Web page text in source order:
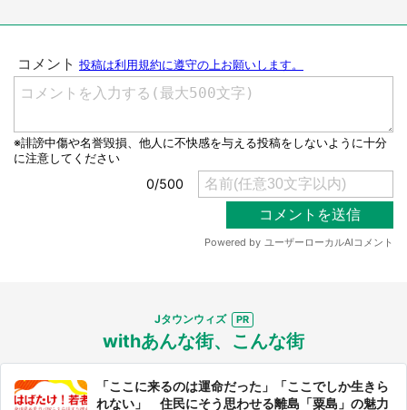
Jタウンウィズ
withあんな街、こんな街
「ここに来るのは運命だった」「ここでしか生きら
れない」 住民にそう思わせる離島「粟島」の魅力